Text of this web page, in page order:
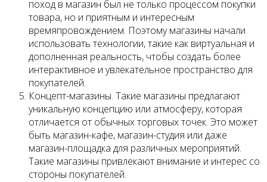
поход в магазин был не только процессом покупки
товара, но и приятным и интересным
времяпровождением. Поэтому магазины начали
использовать технологии, такие как виртуальная и
дополненная реальность, чтобы создать более
интерактивное и увлекательное пространство для
покупателей.
Концепт-магазины. Такие магазины предлагают
уникальную концепцию или атмосферу, которая
отличается от обычных торговых точек. Это может
быть магазин-кафе, магазин-студия или даже
магазин-площадка для различных мероприятий.
Такие магазины привлекают внимание и интерес со
стороны покупателей.